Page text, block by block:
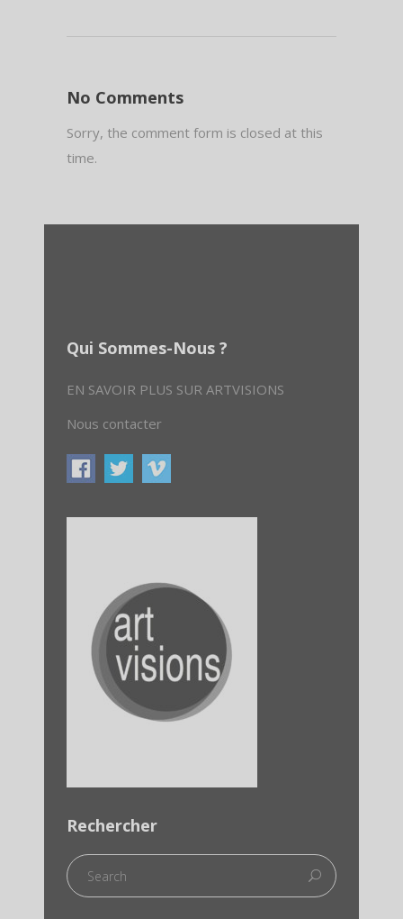
No Comments
Sorry, the comment form is closed at this
time.
Qui Sommes-Nous ?
EN SAVOIR PLUS SUR ARTVISIONS
Nous contacter
Rechercher